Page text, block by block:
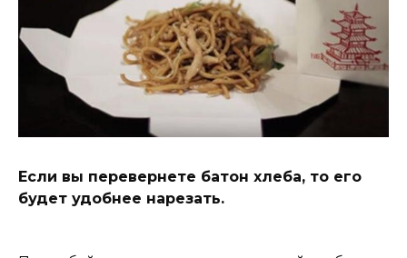
Если вы перевернете батон хлеба, то его
будет удобнее нарезать.